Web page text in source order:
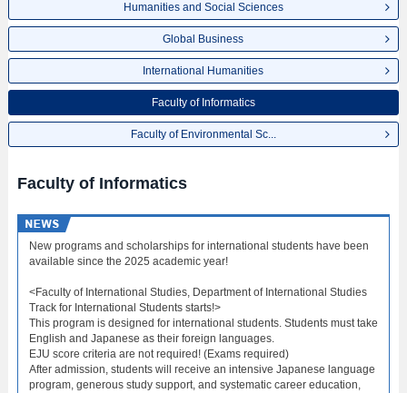
Humanities and Social Sciences
Global Business
International Humanities
Faculty of Informatics
Faculty of Environmental Sc...
Faculty of Informatics
New programs and scholarships for international students have been
available since the 2025 academic year!
<Faculty of International Studies, Department of International Studies
Track for International Students starts!>
This program is designed for international students. Students must take
English and Japanese as their foreign languages.
EJU score criteria are not required! (Exams required)
After admission, students will receive an intensive Japanese language
program, generous study support, and systematic career education,